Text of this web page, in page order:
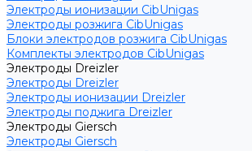
Электроды ионизации CibUnigas
Электроды розжига CibUnigas
Блоки электродов розжига CibUnigas
Комплекты электродов CibUnigas
Электроды Dreizler
Электроды Dreizler
Электроды ионизации Dreizler
Электроды поджига Dreizler
Электроды Giersch
Электроды Giersch